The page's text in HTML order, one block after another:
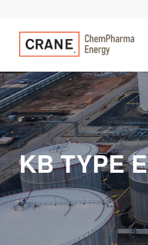
KB TYPE